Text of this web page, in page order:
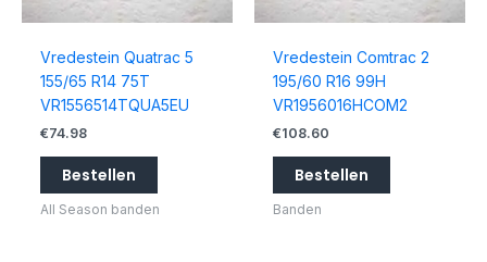
Vredestein Quatrac 5
155/65 R14 75T
VR1556514TQUA5EU
€74.98
Bestellen
All Season banden
Vredestein Comtrac 2
195/60 R16 99H
VR1956016HCOM2
€108.60
Bestellen
Banden